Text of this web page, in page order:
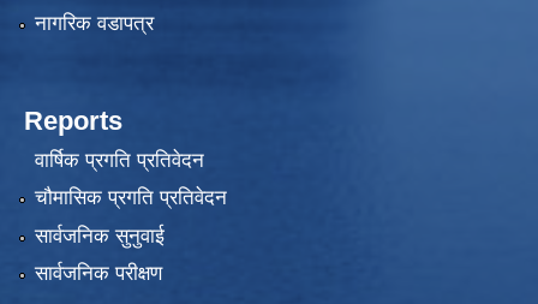
नागरिक वडापत्र
Reports
वार्षिक प्रगति प्रतिवेदन
चौमासिक प्रगति प्रतिवेदन
सार्वजनिक सुनुवाई
सार्वजनिक परीक्षण